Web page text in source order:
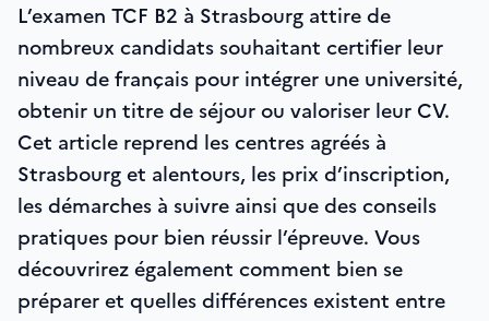
L’examen TCF B2 à Strasbourg attire de
nombreux candidats souhaitant certifier leur
niveau de français pour intégrer une université,
obtenir un titre de séjour ou valoriser leur CV.
Cet article reprend les centres agréés à
Strasbourg et alentours, les prix d’inscription,
les démarches à suivre ainsi que des conseils
pratiques pour bien réussir l’épreuve. Vous
découvrirez également comment bien se
préparer et quelles différences existent entre